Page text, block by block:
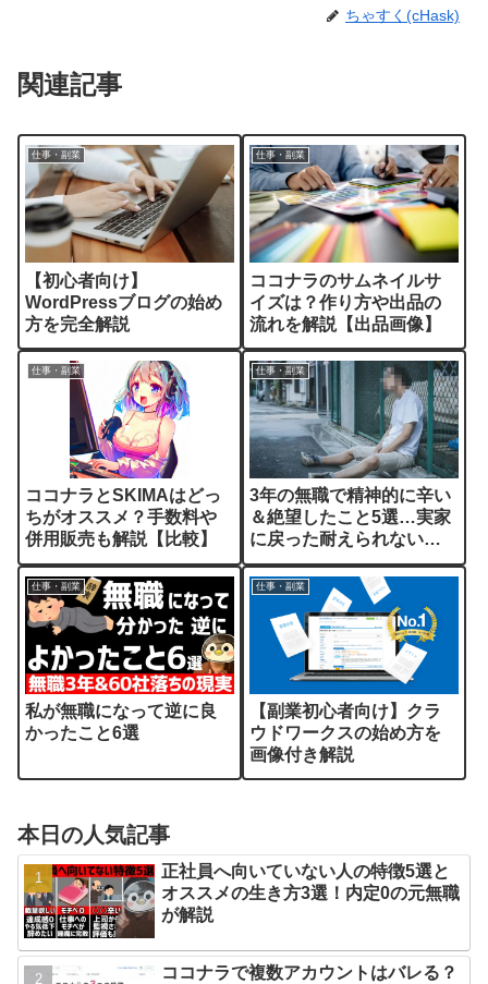
ちゃすく(cHask)
関連記事
仕事・副業
【初心者向け】
WordPressブログの始め
方を完全解説
仕事・副業
ココナラのサムネイルサ
イズは？作り方や出品の
流れを解説【出品画像】
仕事・副業
ココナラとSKIMAはどっ
ちがオススメ？手数料や
併用販売も解説【比較】
仕事・副業
3年の無職で精神的に辛い
＆絶望したこと5選…実家
に戻った耐えられない
日々を解説
仕事・副業
私が無職になって逆に良
かったこと6選
仕事・副業
【副業初心者向け】クラ
ウドワークスの始め方を
画像付き解説
本日の人気記事
正社員へ向いていない人の特徴5選と
オススメの生き方3選！内定0の元無職
が解説
ココナラで複数アカウントはバレる？